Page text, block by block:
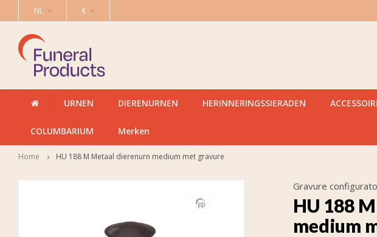
NL €
URNEN DIERENURNEN HERINNERINGSSIERADEN
COLUMBARIUM Merken
Home HU 188 M Metaal dierenurn medium met gravure
Gravure
HU 188
medium